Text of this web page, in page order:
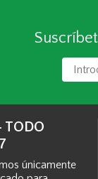
TODO
únicamente